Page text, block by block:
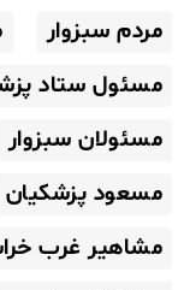
مردم سبزوار
مسئول ستاد
مسئولان سبزوار
مسعود پزشکیان
مشاهیر غرب